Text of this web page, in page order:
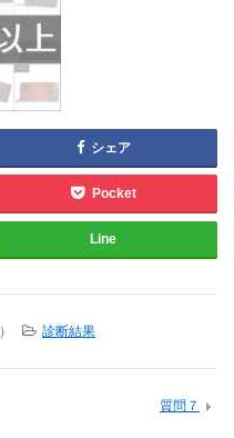
シェア
Pocket
Line
） 診断結果
質問７